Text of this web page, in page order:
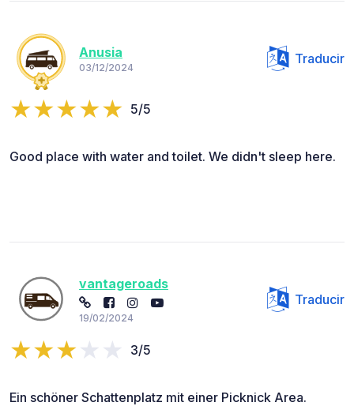
Anusia
03/12/2024
Traducir
5/5
Good place with water and toilet. We didn't sleep here.
vantageroads
19/02/2024
Traducir
3/5
Ein schöner Schattenplatz mit einer Picknick Area.